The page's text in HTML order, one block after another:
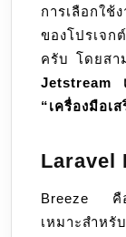
การเลือกใช้งานทั้ง 3 ตัวนี้ขึ้นอยู่กับ “ความซับซ้อน”
ของโปรเจ
ครับ โดยสา
Jetstream
“เครื่องมือเส
Laravel
Breeze คื
เหมาะสำหรั